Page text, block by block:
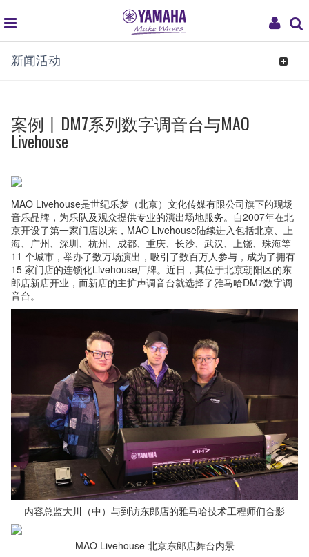
My
global
navigation
新闻活动
Toggle
案例丨DM7系列数字调音台与MAO
Livehouse
MAO Livehouse是世纪乐梦（北京）文化传媒有限公司旗下的现场
音乐品牌，为乐队及观众提供专业的演出场地服务。自2007年在北
京开设了第一家门店以来，MAO Livehouse陆续进入包括北京、上
海、广州、深圳、杭州、成都、重庆、长沙、武汉、上饶、珠海等
11 个城市，举办了数万场演出，吸引了数百万人参与，成为了拥有
15 家门店的连锁化Livehouse厂牌。近日，其位于北京朝阳区的东
郎店新店开业，而新店的主扩声调音台就选择了雅马哈DM7数字调
音台。
内容总监大川（中）与到访东郎店的雅马哈技术工程师们合影
MAO Livehouse 北京东郎店舞台内景